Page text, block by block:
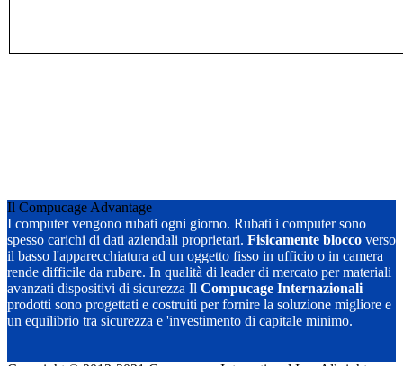
Il Compucage Advantage
I computer vengono rubati ogni giorno. Rubati i computer sono
spesso carichi di dati aziendali proprietari. Fisicamente blocco verso
il basso l'apparecchiatura ad un oggetto fisso in ufficio o in camera
rende difficile da rubare. In qualità di leader di mercato per materiali
avanzati dispositivi di sicurezza Il Compucage Internazionali
prodotti sono progettati e costruiti per fornire la soluzione migliore e
un equilibrio tra sicurezza e 'investimento di capitale minimo.